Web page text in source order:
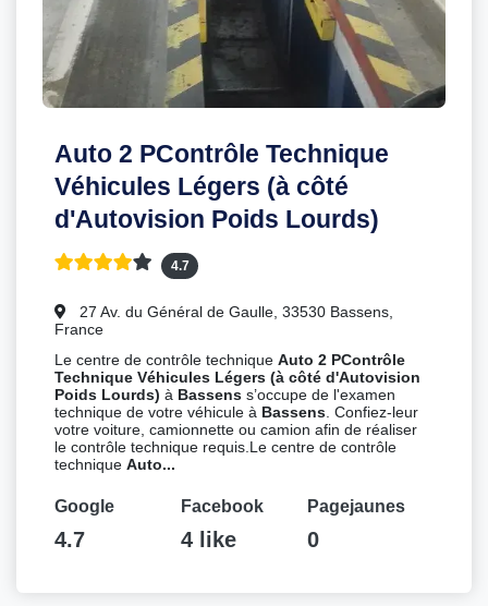
Auto 2 PContrôle Technique
Véhicules Légers (à côté
d'Autovision Poids Lourds)
4.7
27 Av. du Général de Gaulle, 33530 Bassens,
France
Le centre de contrôle techniqueAuto 2 PContrôle
Technique Véhicules Légers (à côté d'Autovision
Poids Lourds) à Bassens s’occupe de l'examen
technique de votre véhicule à Bassens. Confiez-leur
votre voiture, camionnette ou camion afin de réaliser
le contrôle technique requis.Le centre de contrôle
techniqueAuto...
Google
4.7
Facebook
4 like
Pagejaunes
0